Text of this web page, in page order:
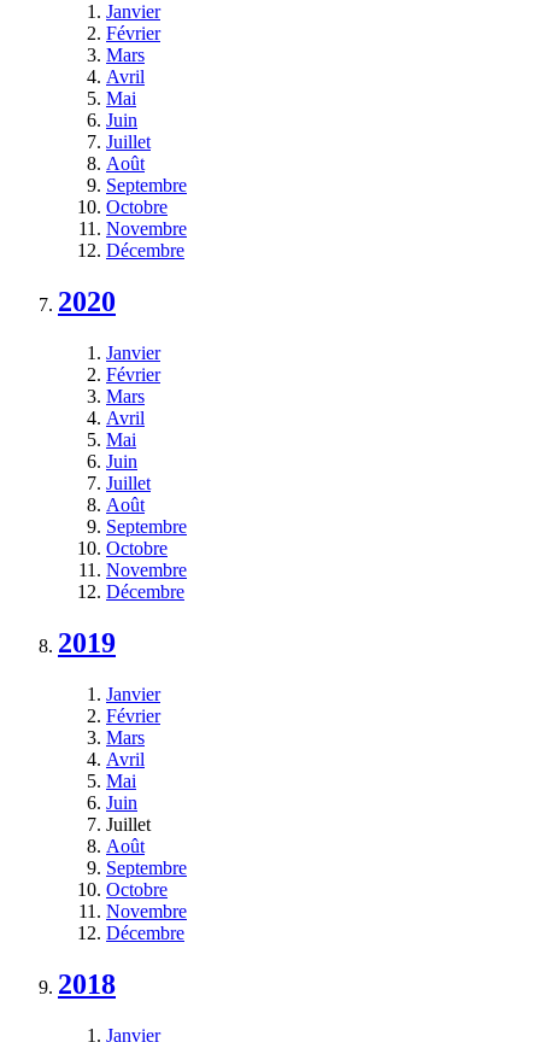
Janvier
Février
Mars
Avril
Mai
Juin
Juillet
Août
Septembre
Octobre
Novembre
Décembre
2020
Janvier
Février
Mars
Avril
Mai
Juin
Juillet
Août
Septembre
Octobre
Novembre
Décembre
2019
Janvier
Février
Mars
Avril
Mai
Juin
Juillet
Août
Septembre
Octobre
Novembre
Décembre
2018
Janvier